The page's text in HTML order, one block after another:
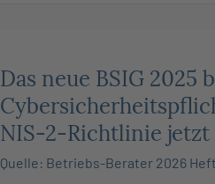
Das neue BSIG 2025
NIS-2-Richtlinie jetzt
Quelle: Betriebs-Berater 2026